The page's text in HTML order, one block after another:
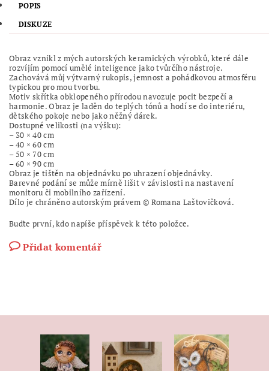
POPIS
DISKUZE
Obraz vznikl z mých autorských keramických výrobků, které dále
rozvíjím pomocí umělé inteligence jako tvůrčího nástroje.
Zachovává můj výtvarný rukopis, jemnost a pohádkovou atmosféru
typickou pro mou tvorbu.
Motiv skřítka obklopeného přírodou navozuje pocit bezpečí a
harmonie. Obraz je laděn do teplých tónů a hodí se do interiéru,
dětského pokoje nebo jako něžný dárek.
Dostupné velikosti (na výšku):
– 30 × 40 cm
– 40 × 60 cm
– 50 × 70 cm
– 60 × 90 cm
Obraz je tištěn na objednávku po uhrazení objednávky.
Barevné podání se může mírně lišit v závislosti na nastavení
monitoru či mobilního zařízení.
Dílo je chráněno autorským právem © Romana Laštovičková.
Buďte první, kdo napíše příspěvek k této položce.
Přidat komentář